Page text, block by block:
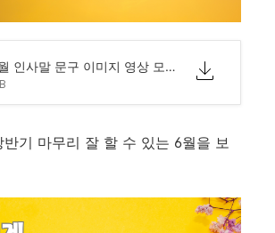
10 6월 인사말 문구 이미지 영상 모음 문자 안부.png
반기 마무리 잘 할 수 있는 6월을 보